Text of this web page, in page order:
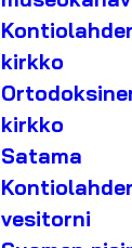
kirkko
kirkko
Satama
vesitorni